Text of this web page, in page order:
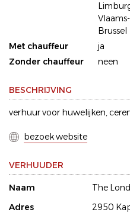
Brussel
Met chauffeur
ja
Zonder chauffeur
neen
BESCHRIJVING
verhuur voor huwelijken,
bezoek website
VERHUUDER
Naam
The
Adres
2950